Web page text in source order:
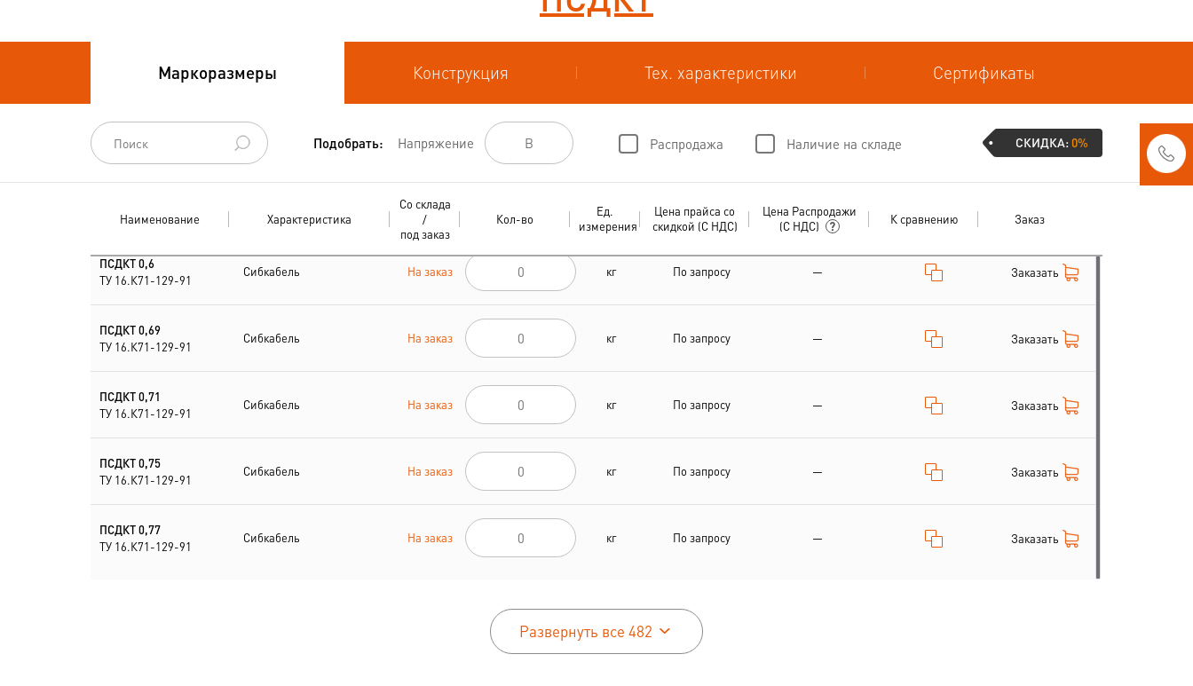
Провода силовые для
Провода
спец.назначения
Провода
Шнуры шахтные
Маркоразмеры Конструкция Тех. характеристики Сертификаты
Подобрать: Напряжение Распродажа Наличие на складе СКИДКА:0%
Наименование Характеристика
Со склада
/
под заказ
Кол-во
Ед.
измерения
Цена прайса со
скидкой (С НДС)
Цена Распродажи
(С НДС)
К сравнению Заказ
ПСДКТ 0,6
ТУ 16.К71-129-91
Сибкабель На заказ кг По запросу — Заказать
ПСДКТ 0,69
ТУ 16.К71-129-91
Сибкабель На заказ кг По запросу — Заказать
ПСДКТ 0,71
ТУ 16.К71-129-91
Сибкабель На заказ кг По запросу — Заказать
ПСДКТ 0,75
ТУ 16.К71-129-91
Сибкабель На заказ кг По запросу — Заказать
ПСДКТ 0,77
ТУ 16.К71-129-91
Сибкабель На заказ кг По запросу — Заказать
Развернуть все 482